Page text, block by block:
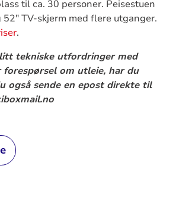
til ca. 30 personer. Peisestuen
52" TV-skjerm med flere utganger.
.
tekniske utfordringer med
om utleie, har du
også sende en epost direkte til